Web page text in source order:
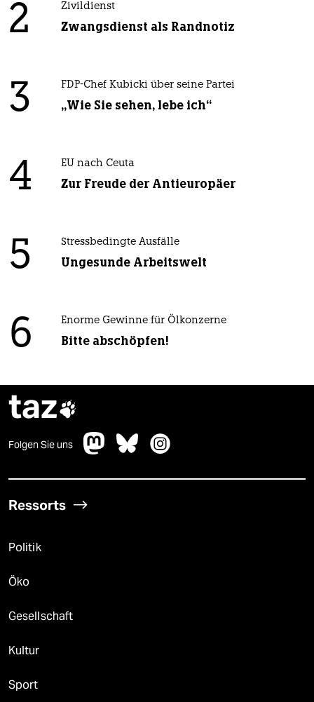
2 Zivildienst
Zwangsdienst als Randnotiz
3 FDP-Chef Kubicki über seine Partei
„Wie Sie sehen, lebe ich“
4 EU nach Ceuta
Zur Freude der Antieuropäer
5 Stressbedingte Ausfälle
Ungesunde Arbeitswelt
6 Enorme Gewinne für Ölkonzerne
Bitte abschöpfen!
taz
Folgen Sie uns
Ressorts
Politik
Öko
Gesellschaft
Kultur
Sport